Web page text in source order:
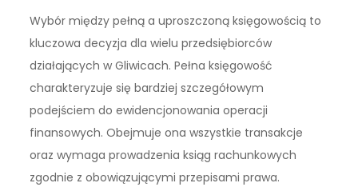
Wybór między pełną a uproszczoną księgowością to
kluczowa decyzja dla wielu przedsiębiorców
działających w Gliwicach. Pełna księgowość
charakteryzuje się bardziej szczegółowym
podejściem do ewidencjonowania operacji
finansowych. Obejmuje ona wszystkie transakcje
oraz wymaga prowadzenia ksiąg rachunkowych
zgodnie z obowiązującymi przepisami prawa.